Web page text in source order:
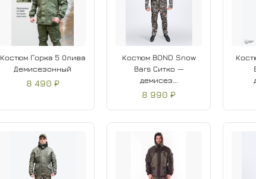
Костюм Горка 5 Олива
Демисезонный
8 490 ₽
Костюм BOND Snow
Bars Ситко —
демисез...
8 990 ₽